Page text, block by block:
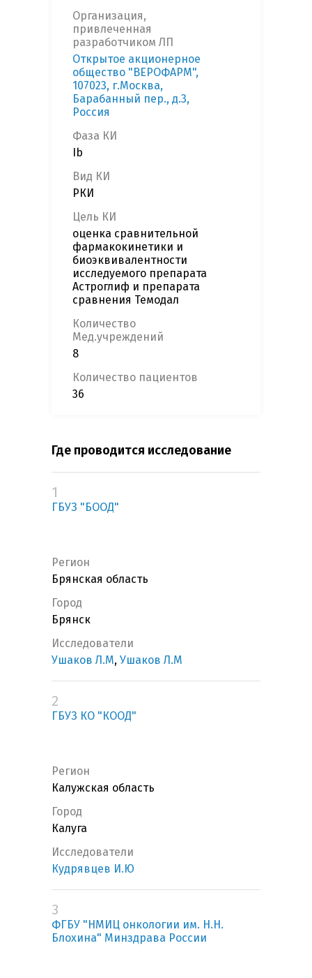
Организация,
привлеченная
разработчиком ЛП
Открытое акционерное
общество "ВЕРОФАРМ",
107023, г.Москва,
Барабанный пер., д.3,
Россия
Фаза КИ
Ib
Вид КИ
РКИ
Цель КИ
оценка сравнительной
фармакокинетики и
биоэквивалентности
исследуемого препарата
Астроглиф и препарата
сравнения Темодал
Количество
Мед.учреждений
8
Количество пациентов
36
Где проводится исследование
1
ГБУЗ "БООД"
Регион
Брянская область
Город
Брянск
Исследователи
Ушаков Л.М, Ушаков Л.М
2
ГБУЗ КО "КООД"
Регион
Калужская область
Город
Калуга
Исследователи
Кудрявцев И.Ю
3
ФГБУ "НМИЦ онкологии им. Н.Н.
Блохина" Минздрава России